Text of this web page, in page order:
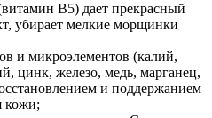
В5) дает прекрасный
убирает мелкие морщинки
и микроэлементов (калий,
цинк, железо, медь, марганец,
и поддержанием
кожи;